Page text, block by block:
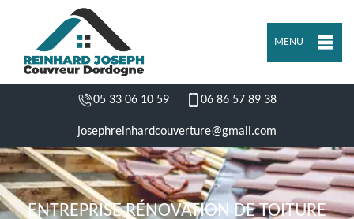
MENU
05 33 06 10 59 06 86 57 89 38
josephreinhardcouverture@gmail.com
ENTREPRISE RÉNOVATION DE TOITURE